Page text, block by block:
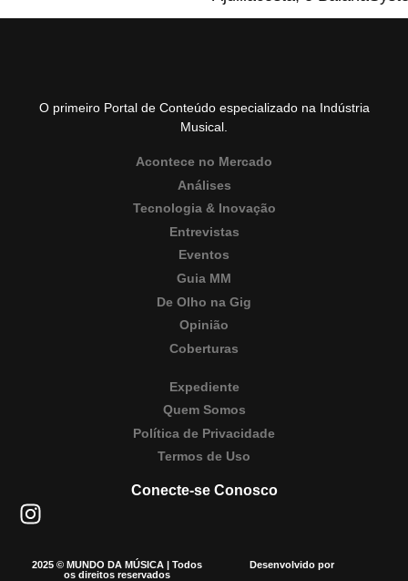
O primeiro Portal de Conteúdo especializado na Indústria
Musical.
Acontece no Mercado
Análises
Tecnologia & Inovação
Entrevistas
Eventos
Guia MM
De Olho na Gig
Opinião
Coberturas
Expediente
Quem Somos
Política de Privacidade
Termos de Uso
Conecte-se Conosco
2025 © MUNDO DA MÚSICA | Todos
os direitos reservados
Desenvolvido por